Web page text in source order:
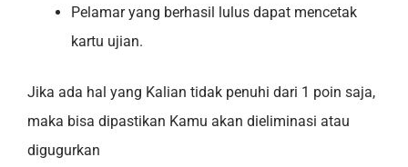
Pelamar yang berhasil lulus dapat mencetak
kartu ujian.
Jika ada hal yang Kalian tidak penuhi dari 1 poin saja,
maka bisa dipastikan Kamu akan dieliminasi atau
digugurkan